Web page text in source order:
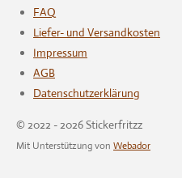
FAQ
Liefer- und Versandkosten
Impressum
AGB
Datenschutzerklärung
© 2022 - 2026 Stickerfritzz
Mit Unterstützung von Webador